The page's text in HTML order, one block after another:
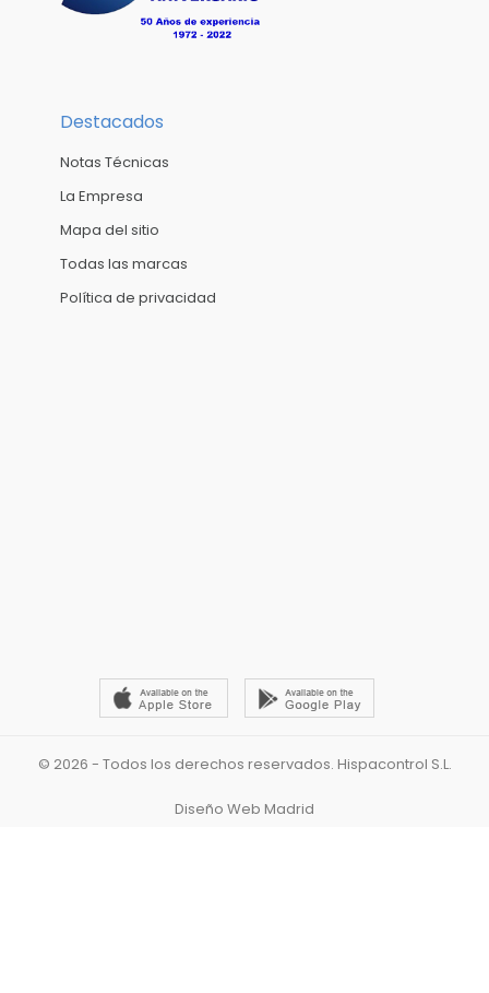
Destacados
Notas Técnicas
La Empresa
Mapa del sitio
Todas las marcas
Política de privacidad
© 2026 - Todos los derechos reservados. Hispacontrol S.L.
Diseño Web Madrid